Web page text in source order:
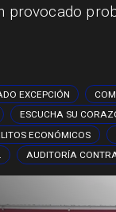
provocado
EXCEPCIÓN
ESCUCHA SU
ECONÓMICOS
AUDITORÍA